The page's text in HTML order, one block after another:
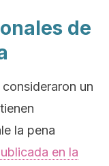
de
un
la pena
en la